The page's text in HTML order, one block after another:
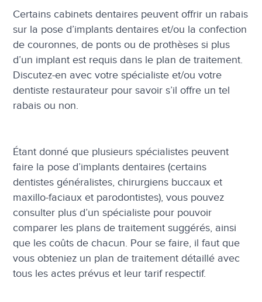
Certains cabinets dentaires peuvent offrir un rabais
sur la pose d’implants dentaires et/ou la confection
de couronnes, de ponts ou de prothèses si plus
d’un implant est requis dans le plan de traitement.
Discutez-en avec votre spécialiste et/ou votre
dentiste restaurateur pour savoir s’il offre un tel
rabais ou non.
Étant donné que plusieurs spécialistes peuvent
faire la pose d’implants dentaires (certains
dentistes généralistes, chirurgiens buccaux et
maxillo-faciaux et parodontistes), vous pouvez
consulter plus d’un spécialiste pour pouvoir
comparer les plans de traitement suggérés, ainsi
que les coûts de chacun. Pour se faire, il faut que
vous obteniez un plan de traitement détaillé avec
tous les actes prévus et leur tarif respectif.